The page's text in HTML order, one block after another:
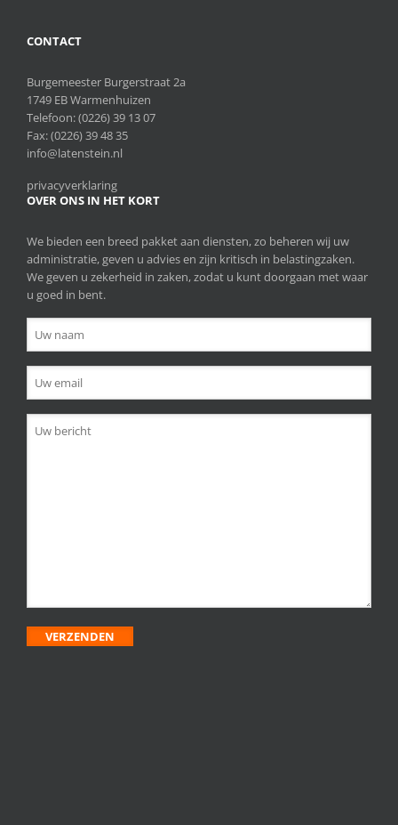
CONTACT
Burgemeester Burgerstraat 2a
1749 EB Warmenhuizen
Telefoon:(0226) 39 13 07
Fax: (0226) 39 48 35
info@latenstein.nl
privacyverklaring
OVER ONS IN HET KORT
We bieden een breed pakket aan diensten, zo beheren wij uw
administratie, geven u advies en zijn kritisch in belastingzaken.
We geven u zekerheid in zaken, zodat u kunt doorgaan met waar
u goed in bent.